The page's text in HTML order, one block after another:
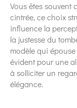
Vous êtes
cintrée, ce choix
influence la
la justesse du
modèle qui
évident pour une
à solliciter un
élégance.